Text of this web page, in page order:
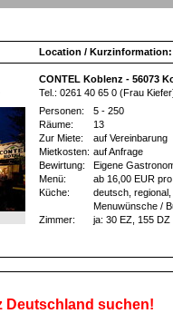
Location / Kurzinformation:
CONTEL Koblenz - 56073
Tel.: 0261 40 65 0 (Frau
Personen:
5 - 250
Räume:
13
Zur Miete:
auf Vereinbarung
Mietkosten: auf Anfrage
Bewirtung:
Eigene
Menü:
ab 16,00 EUR
Küche:
deutsch,
Menuwünsche /
Zimmer:
ja: 30 EZ , 155 DZ
Deutschland suchen!